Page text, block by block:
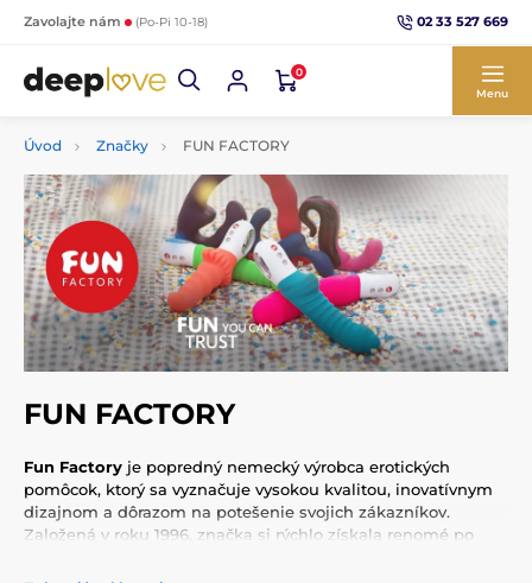
Zavolajte nám (Po-Pi 10-18) 02 33 527 669
0
Menu
Úvod Značky FUN FACTORY
FUN FACTORY
Fun Factory je popredný nemecký výrobca erotických
pomôcok, ktorý sa vyznačuje vysokou kvalitou, inovatívnym
dizajnom a dôrazom na potešenie svojich zákazníkov.
Založená v roku 1996, značka si rýchlo získala renomé po
produktom, ktoré prinášajú nový rozmer intimity.